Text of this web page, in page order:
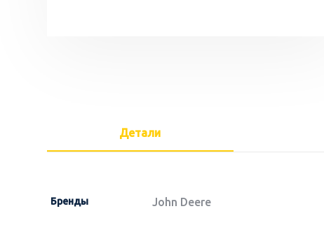
Детали
Бренды John Deere